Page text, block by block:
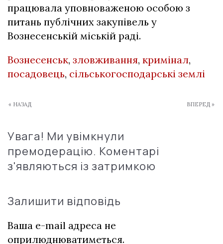
працювала уповноваженою особою з
питань публічних закупівель у
Вознесенській міській раді.
Вознесенськ, зловживання, кримінал,
посадовець, сільськогосподарські землі
« НАЗАД ВПЕРЕД »
Увага! Ми увімкнули
премодерацію. Коментарі
з'являються із затримкою
Залишити відповідь
Ваша e-mail адреса не
оприлюднюватиметься.